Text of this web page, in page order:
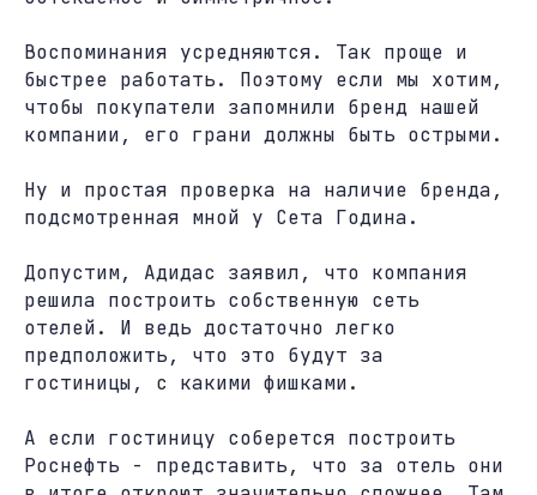
Воспоминания усредняются. Так проще и
быстрее работать. Поэтому если мы хотим,
чтобы покупатели запомнили бренд нашей
компании, его грани должны быть острыми.
Ну и простая проверка на наличие бренда,
подсмотренная мной у Сета Година.
Допустим, Адидас заявил, что компания
решила построить собственную сеть
отелей. И ведь достаточно легко
предположить, что это будут за
гостиницы, с какими фишками.
А если гостиницу соберется построить
Роснефть - представить, что за отель они